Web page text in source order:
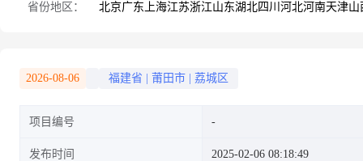
省份地区： 北京广东 上海江苏浙江山东湖北四川 河北河南天津山
2026-08-06 福建省 莆田市 荔城区
项目编号
发布时间 2025-02-06 08:18:49